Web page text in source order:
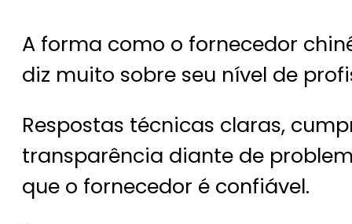
A forma como o fornecedor
diz muito sobre seu nível de
Respostas técnicas claras,
transparência diante de
que o fornecedor é confiável.